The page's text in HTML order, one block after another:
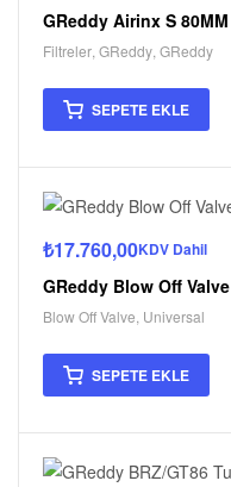
GReddy Airinx S 80MM
Filtreler GReddy GReddy
SEPETE EKLE
₺17.760,00KDV Dahil
GReddy Blow Off Valve
Blow Off Valve Universal
SEPETE EKLE